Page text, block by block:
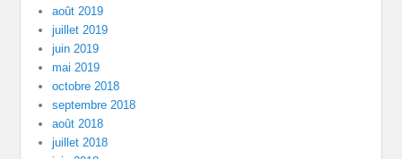
août 2019
juillet 2019
juin 2019
mai 2019
octobre 2018
septembre 2018
août 2018
juillet 2018